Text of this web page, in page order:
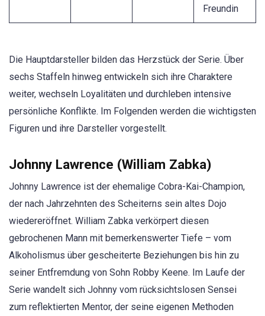
Freundin
Die Hauptdarsteller bilden das Herzstück der Serie. Über
sechs Staffeln hinweg entwickeln sich ihre Charaktere
weiter, wechseln Loyalitäten und durchleben intensive
persönliche Konflikte. Im Folgenden werden die wichtigsten
Figuren und ihre Darsteller vorgestellt.
Johnny Lawrence (William Zabka)
Johnny Lawrence ist der ehemalige Cobra-Kai-Champion,
der nach Jahrzehnten des Scheiterns sein altes Dojo
wiedereröffnet. William Zabka verkörpert diesen
gebrochenen Mann mit bemerkenswerter Tiefe – vom
Alkoholismus über gescheiterte Beziehungen bis hin zu
seiner Entfremdung von Sohn Robby Keene. Im Laufe der
Serie wandelt sich Johnny vom rücksichtslosen Sensei
zum reflektierten Mentor, der seine eigenen Methoden